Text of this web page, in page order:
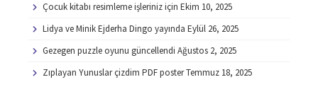
Çocuk kitabı resimleme işleriniz için Ekim 10, 2025
Lidya ve Minik Ejderha Dingo yayında Eylül 26, 2025
Gezegen puzzle oyunu güncellendi Ağustos 2, 2025
Zıplayan Yunuslar çizdim PDF posterTemmuz 18, 2025